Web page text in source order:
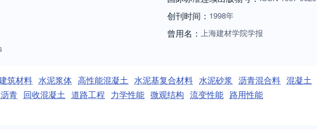
创刊时间： 1998年
曾用名： 上海建材学院学报
筑材料 水泥浆体 高性能混凝土 水泥基复合材料 水泥砂浆 沥青混合料 混凝土
青 回收混凝土 道路工程 力学性能 微观结构 流变性能 路用性能